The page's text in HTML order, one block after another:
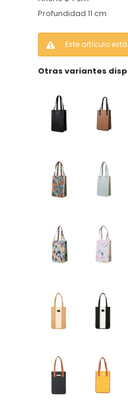
Profundidad 11 cm
Este artículo
Otras variantes